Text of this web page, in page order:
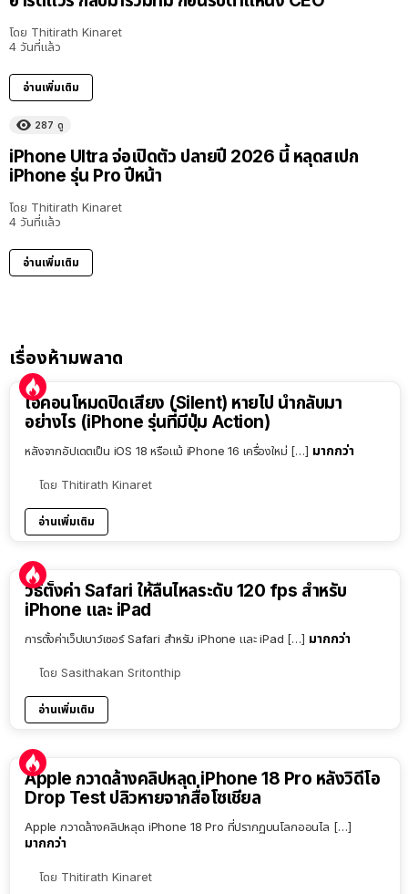
โดย Thitirath Kinaret
4 วันที่แล้ว
อ่านเพิ่มเติม
287 ดู
iPhone Ultra จ่อเปิดตัว ปลายปี 2026 นี้ หลุดสเปก
iPhone รุ่น Pro ปีหน้า
โดย Thitirath Kinaret
4 วันที่แล้ว
อ่านเพิ่มเติม
เรื่องห้ามพลาด
ไอคอนโหมดปิดเสียง (Silent) หายไป นำกลับมา
อย่างไร (iPhone รุ่นที่มีปุ่ม Action)
หลังจากอัปเดตเป็น iOS 18 หรือแม้ iPhone 16 เครื่องใหม่ […] มากกว่า
โดย Thitirath Kinaret
อ่านเพิ่มเติม
วิธีตั้งค่า Safari ให้ลื่นไหลระดับ 120 fps สำหรับ
iPhone และ iPad
การตั้งค่าเว็ปเบาว์เซอร์ Safari สำหรับ iPhone และ iPad […] มากกว่า
โดย Sasithakan Sritonthip
อ่านเพิ่มเติม
Apple กวาดล้างคลิปหลุด iPhone 18 Pro หลังวิดีโอ
Drop Test ปลิวหายจากสื่อโซเชียล
Apple กวาดล้างคลิปหลุด iPhone 18 Pro ที่ปรากฏบนโลกออนไล […]
มากกว่า
โดย Thitirath Kinaret